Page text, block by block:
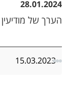
15.03.2023
28.01.2024
הערך של מודיעין